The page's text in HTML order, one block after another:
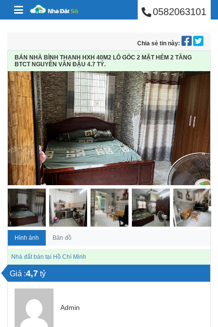
Skip to content BÁN NHÀ PHÚ0582063101
Chia sẻ tin này:
BÁN NHÀ BÌNH THẠNH HXH 40M2 LÔ GÓC 2 MẶT HẺM 2 TẦNG
BTCT NGUYỄN VĂN ĐẬU 4.7 TỶ.
Hình ảnh Bản đồ
Nhà đất bán tại Hồ Chí Minh
Giá :4,7 tỷ
Admin